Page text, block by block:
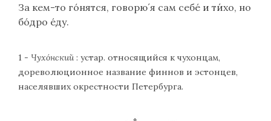
За кем-то гóнятся, говорю́ я сам себé и ти́хо, но
бóдро éду.
1 - Чухóнский : устар. относящийся к чухонцам,
дореволюционное название финнов и эстонцев,
населявших окрестности Петербурга.